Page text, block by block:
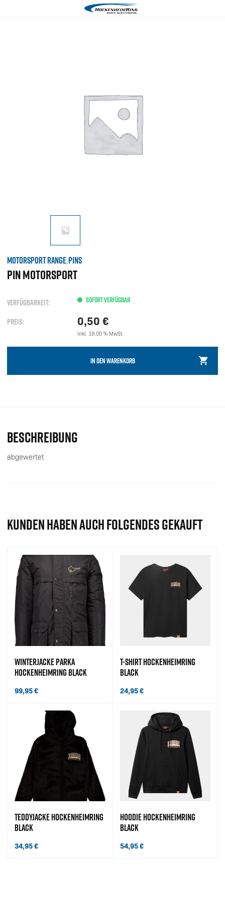
MOTORSPORT RANGE,PINS
PIN MOTORSPORT
VERFÜGBARKEIT: SOFORT VERFÜGBAR
PREIS: 0,50 €
Inkl. 19.00 % MwSt.
IN DEN WARENKORB
BESCHREIBUNG
abgewertet
KUNDEN HABEN AUCH FOLGENDES GEKAUFT
WINTERJACKE PARKA
HOCKENHEIMRING BLACK
99,95€
T-SHIRT HOCKENHEIMRING
BLACK
24,95€
TEDDYJACKE HOCKENHEIMRING
BLACK
34,95€
HOODIE HOCKENHEIMRING
BLACK
54,95€